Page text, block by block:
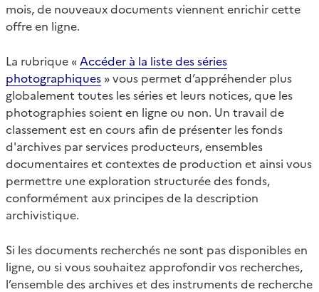
mois, de nouveaux documents viennent enrichir cette
offre en ligne.
La rubrique « Accéder à la liste des séries
photographiques » vous permet d’appréhender plus
globalement toutes les séries et leurs notices, que les
photographies soient en ligne ou non. Un travail de
classement est en cours afin de présenter les fonds
d'archives par services producteurs, ensembles
documentaires et contextes de production et ainsi vous
permettre une exploration structurée des fonds,
conformément aux principes de la description
archivistique.
Si les documents recherchés ne sont pas disponibles en
ligne, ou si vous souhaitez approfondir vos recherches,
l’ensemble des archives et des instruments de recherche